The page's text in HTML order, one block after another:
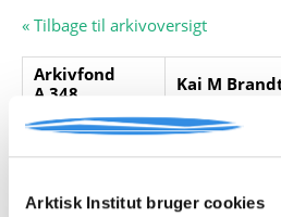
Arktisk Institut bruger cookies
« Tilbage til arkivoversigt
Arkivfond
A 348
Kai M
Beskrivelse:
Et udprint af
Giver:
Kai M. Brandt